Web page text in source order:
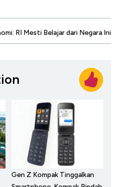
RI Mesti Belajar dari Negara Ini
Gen Z Kompak Tinggalkan